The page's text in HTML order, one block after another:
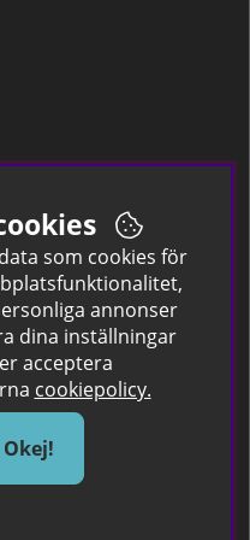
som cookies för
annonser
dina inställningar
acceptera
cookiepolicy.
Okej!